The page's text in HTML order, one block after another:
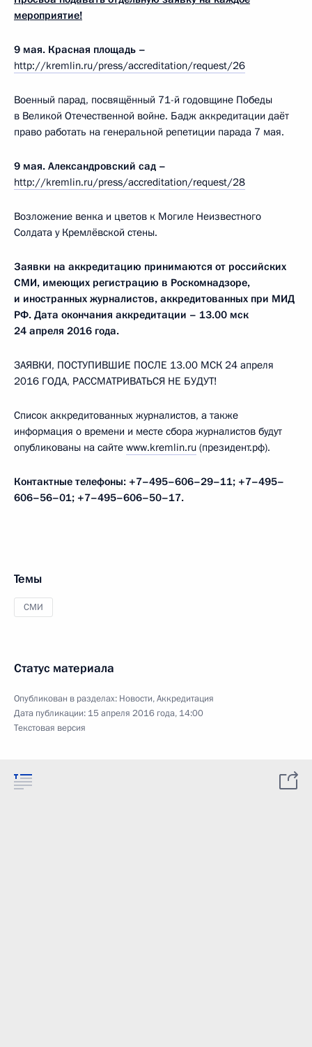
мероприятие!
9 мая. Красная площадь –
http://kremlin.ru/press/accreditation/request/26
Военный парад, посвящённый 71-й годовщине Победы
в Великой Отечественной войне. Бадж аккредитации даёт
право работать на генеральной репетиции парада 7 мая.
9 мая. Александровский сад –
http://kremlin.ru/press/accreditation/request/28
Возложение венка и цветов к Могиле Неизвестного
Солдата у Кремлёвской стены.
Заявки на аккредитацию принимаются от российских
СМИ, имеющих регистрацию в Роскомнадзоре,
и иностранных журналистов, аккредитованных при МИД
РФ. Дата окончания аккредитации – 13.00 мск
24 апреля 2016 года.
ЗАЯВКИ, ПОСТУПИВШИЕ ПОСЛЕ 13.00 МСК 24 апреля
2016 ГОДА, РАССМАТРИВАТЬСЯ НЕ БУДУТ!
Список аккредитованных журналистов, а также
информация о времени и месте сбора журналистов будут
опубликованы на сайте www.kremlin.ru (президент.рф).
Контактные телефоны: +7–495–606–29–11; +7–495–
606–56–01; +7–495–606–50–17.
Темы
СМИ
Статус материала
Опубликован в разделах: Новости,Аккредитация
Дата публикации: 15 апреля 2016 года, 14:00
Текстовая версия